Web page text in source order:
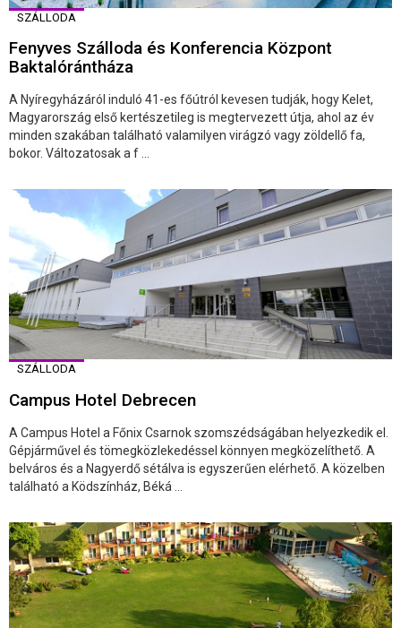
SZÁLLODA
Fenyves Szálloda és Konferencia Központ
Baktalórántháza
A Nyíregyházáról induló 41-es főútról kevesen tudják, hogy Kelet,
Magyarország első kertészetileg is megtervezett útja, ahol az év
minden szakában található valamilyen virágzó vagy zöldellő fa,
bokor. Változatosak a f ...
SZÁLLODA
Campus Hotel Debrecen
A Campus Hotel a Főnix Csarnok szomszédságában helyezkedik el.
Gépjárművel és tömegközlekedéssel könnyen megközelíthető. A
belváros és a Nagyerdő sétálva is egyszerűen elérhető. A közelben
található a Ködszínház, Béká ...